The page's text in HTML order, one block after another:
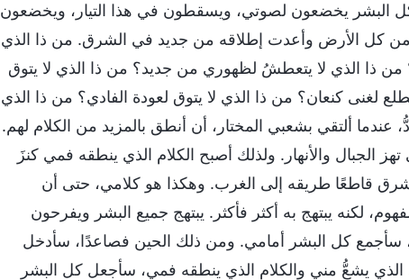
البشر يخضعون لصوتي، ويسقطون في هذا التيار، ويخضعون
كل الأرض وأعدت إطلاقه من جديد في الشرق. من ذا الذي
من ذا الذي لا يتعطشُ لظهوري من جديد؟ من ذا الذي لا يتوق
لغنى كنعان؟ من ذا الذي لا يتوق لعودة الفادي؟ من ذا الذي
ألتقي بشعبي المختار، أن أنطق بالمزيد من الكلام لهم.
الجبال والأنهار. ولذلك أصبح الكلام الذي ينطقه فمي كنزَ
قاطعًا طريقه إلى الغرب. وهكذا هو كلامي، حتى أن
لكنه يبتهج به أكثر فأكثر. يبتهج جميع البشر ويفرحون
سأجمع كل البشر أمامي. ومن ذلك الحين فصاعدًا، سأدخل
الذي يشعُّ مني والكلام الذي ينطقه فمي، سأجعل كل البشر